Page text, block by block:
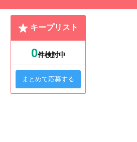
キープリスト
0件検討中
まとめて応募する